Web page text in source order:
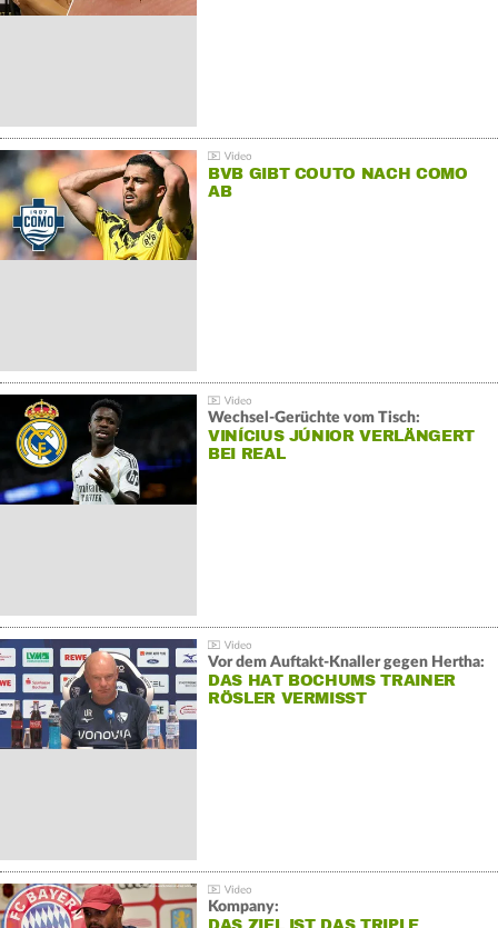
BVB GIBT COUTO NACH COMO
AB
Wechsel-Gerüchte vom Tisch:
VINÍCIUS JÚNIOR VERLÄNGERT
BEI REAL
Vor dem Auftakt-Knaller gegen Hertha:
DAS HAT BOCHUMS TRAINER
RÖSLER VERMISST
Kompany: